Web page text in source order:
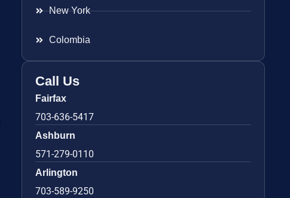
New York
Colombia
Call Us
Fairfax
703-636-5417
Ashburn
571-279-0110
Arlington
703-589-9250